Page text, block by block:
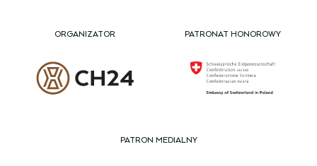
ORGANIZATOR PATRONAT HONOROWY
PATRON MEDIALNY